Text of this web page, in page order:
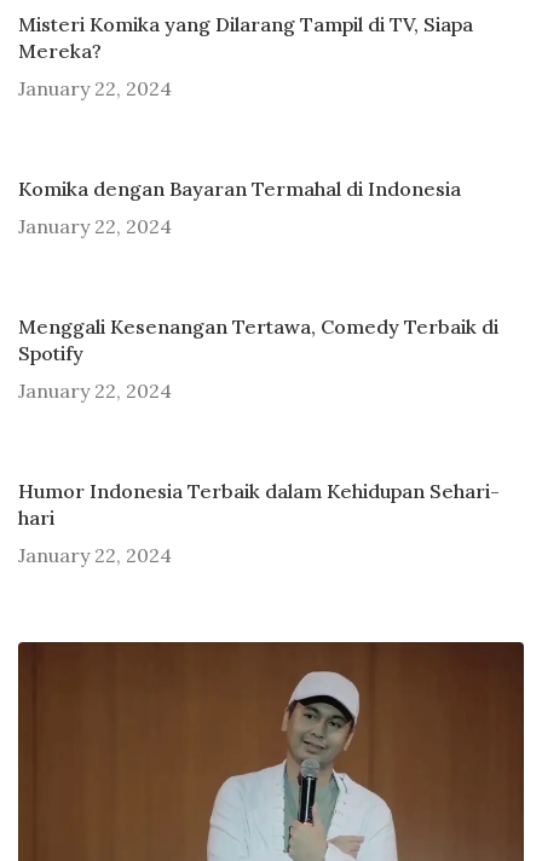
Misteri Komika yang Dilarang Tampil di TV, Siapa
Mereka?
January 22, 2024
Komika dengan Bayaran Termahal di Indonesia
January 22, 2024
Menggali Kesenangan Tertawa, Comedy Terbaik di
Spotify
January 22, 2024
Humor Indonesia Terbaik dalam Kehidupan Sehari-
hari
January 22, 2024